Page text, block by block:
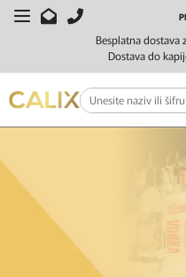
Besplatna dostava
Dostava do
FILTERI
SORTIRAJ